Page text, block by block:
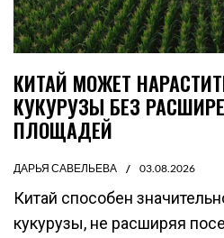
КИТАЙ МОЖЕТ
КУКУРУЗЫ БЕЗ
ПЛОЩАДЕЙ
ДАРЬЯ САВЕЛЬЕВА 03.08.2026
Китай способен
кукурузы, не расширяя